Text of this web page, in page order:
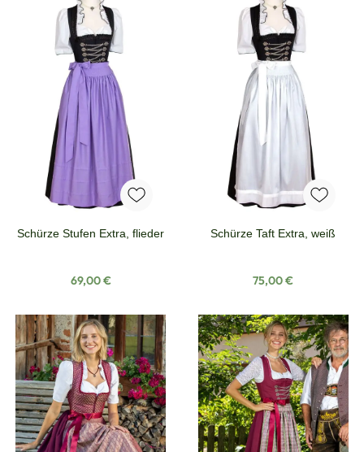
Schürze Stufen Extra, flieder
Regulärer Preis:
69,00 €
Schürze Taft Extra, weiß
Regulärer Preis:
75,00 €